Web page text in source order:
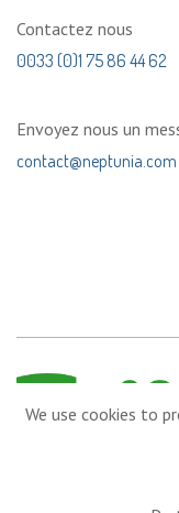
Contactez nous
0033 (0)1 75 86 44 62
Envoyez nous un
contact@neptunia.com
We use cookies to